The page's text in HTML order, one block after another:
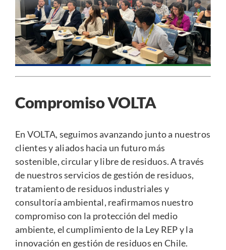
Compromiso VOLTA
En VOLTA, seguimos avanzando junto a nuestros
clientes y aliados hacia un futuro más
sostenible, circular y libre de residuos. A través
de nuestros servicios de gestión de residuos,
tratamiento de residuos industriales y
consultoría ambiental, reafirmamos nuestro
compromiso con la protección del medio
ambiente, el cumplimiento de la Ley REP y la
innovación en gestión de residuos en Chile.